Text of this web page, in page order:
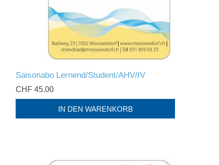
Saisonabo Lernend/Student/AHV/IV
CHF 45.00